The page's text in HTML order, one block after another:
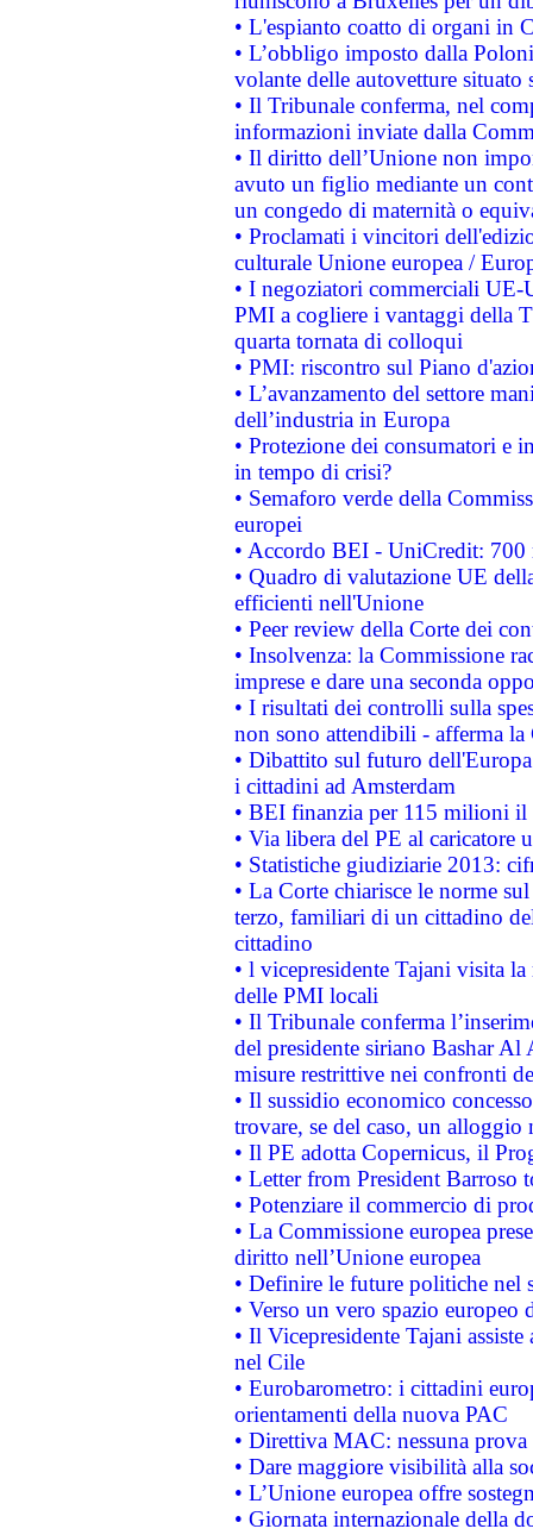
• L'espianto coatto di organi in
• L’obbligo imposto dalla
volante delle autovetture
• Il Tribunale conferma, nel
informazioni inviate dalla
• Il diritto dell’Unione non
avuto un figlio mediante un
un congedo di maternità o
• Proclamati i vincitori
culturale Unione europea /
• I negoziatori commerciali UE-
PMI a cogliere i vantaggi della
quarta tornata di colloqui
• PMI: riscontro sul Piano
• L’avanzamento del settore
dell’industria in Europa
• Protezione dei consumatori e
in tempo di crisi?
• Semaforo verde della
europei
• Accordo BEI - UniCredit:
• Quadro di valutazione UE
efficienti nell'Unione
• Peer review della Corte dei
• Insolvenza: la Commissione
imprese e dare una seconda
• I risultati dei controlli sulla
non sono attendibili - afferma la
• Dibattito sul futuro
i cittadini ad Amsterdam
• BEI finanzia per 115 milioni
• Via libera del PE al caricatore
• Statistiche giudiziarie 2013:
• La Corte chiarisce le norme
terzo, familiari di un cittadino
cittadino
• l vicepresidente Tajani visita
delle PMI locali
• Il Tribunale conferma
del presidente siriano Bashar Al
misure restrittive nei confronti
• Il sussidio economico
trovare, se del caso, un
• Il PE adotta Copernicus, il
• Letter from President Barroso
• Potenziare il commercio di
• La Commissione europea
diritto nell’Unione europea
• Definire le future politiche nel
• Verso un vero spazio
• Il Vicepresidente Tajani
nel Cile
• Eurobarometro: i cittadini
orientamenti della nuova PAC
• Direttiva MAC: nessuna
• Dare maggiore visibilità alla
• L’Unione europea offre
• Giornata internazionale della